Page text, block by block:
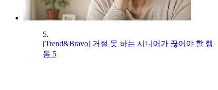
5.
[Trend&Bravo] 거절 못 하는 시니어가 끊어야 할 행
동 5